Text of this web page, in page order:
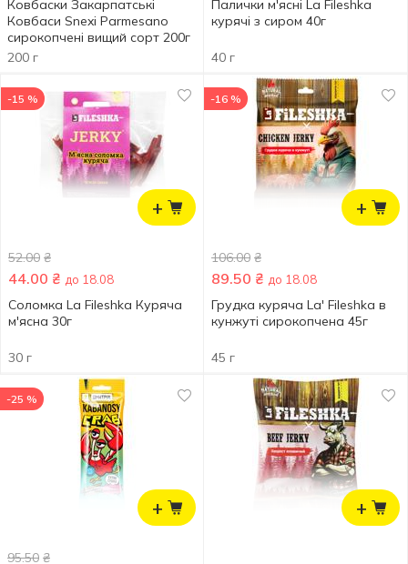
Ковбаски Закарпатські
Ковбаси Snexi Parmesano
сирокопчені вищий сорт 200г
200 г
Палички м'ясні La Fileshka
курячі з сиром 40г
40 г
+
-15 %
52.00 ₴
44.00 ₴ до 18.08
Соломка La Fileshka Куряча
м'ясна 30г
30 г
+
-16 %
106.00 ₴
89.50 ₴ до 18.08
Грудка куряча La' Fileshka в
кунжуті сирокопчена 45г
45 г
+
-25 %
95.50 ₴
+